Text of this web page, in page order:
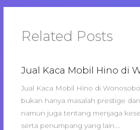
Related Posts
Jual Kaca Mobil Hino di
Jual Kaca Mobil Hino di
bukan hanya masalah prestige
namun juga tentang menjaga
serta penumpang yang lain.…